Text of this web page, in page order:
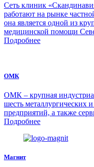
Сеть клиник
работают на рынке
она является одной из
медицинской помощи
Подробнее
ОМК
ОМК – крупная
шесть металлургических
предприятий, а также
Подробнее
Магнит